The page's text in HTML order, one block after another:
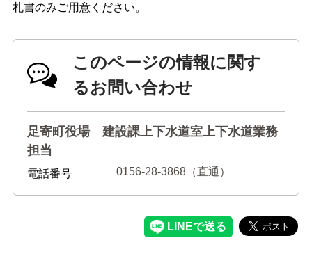
札書のみご用意ください。
このページの情報に関す
るお問い合わせ
足寄町役場 建設課上下水道室上下水道業務
担当
電話番号 0156-28-3868（直通）